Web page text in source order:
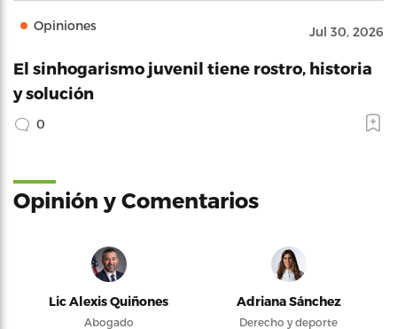
Opiniones Jul 30, 2026
El sinhogarismo juvenil tiene rostro, historia
y solución
0
Opinión y Comentarios
Lic Alexis Quiñones
Abogado
Adriana Sánchez
Derecho y deporte